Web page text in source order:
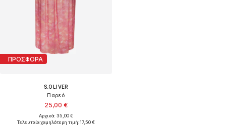
ΠΡΟΣΦΟΡΑ
S.OLIVER
Παρεό
25,00 €
Αρχικά: 35,00 €
Τελευταία χαμηλότερη τιμή:17,50 €